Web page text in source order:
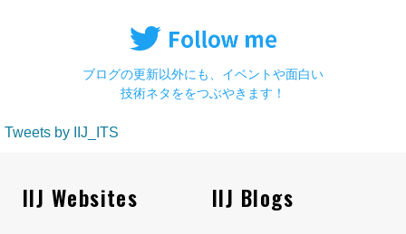
ブログの更新以外にも、イベントや面白い
技術ネタををつぶやきます！
Tweets by IIJ_ITS
IIJ Websites IIJ Blogs